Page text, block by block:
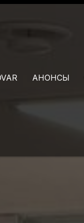
АНОНСЫ